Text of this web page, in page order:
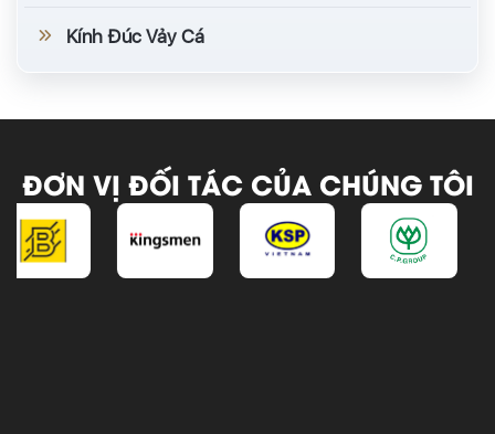
Kính Đúc Vảy Cá
ĐƠN VỊ ĐỐI TÁC CỦA CHÚNG TÔI